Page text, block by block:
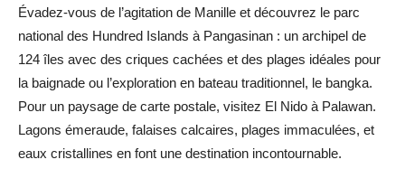
Évadez-vous de l’agitation de Manille et découvrez le parc
national des Hundred Islands à Pangasinan : un archipel de
124 îles avec des criques cachées et des plages idéales pour
la baignade ou l’exploration en bateau traditionnel, le bangka.
Pour un paysage de carte postale, visitez El Nido à Palawan.
Lagons émeraude, falaises calcaires, plages immaculées, et
eaux cristallines en font une destination incontournable.